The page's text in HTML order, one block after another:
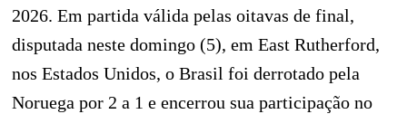
2026. Em partida válida pelas oitavas de final,
disputada neste domingo (5), em East Rutherford,
nos Estados Unidos, o Brasil foi derrotado pela
Noruega por 2 a 1 e encerrou sua participação no